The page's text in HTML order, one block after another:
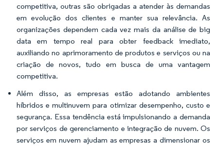
competitiva, outras são obrigadas a atender às demandas
em evolução dos clientes e manter sua relevância. As
organizações dependem cada vez mais da análise de big
data em tempo real para obter feedback imediato,
auxiliando no aprimoramento de produtos e serviços ou na
criação de novos, tudo em busca de uma vantagem
competitiva.
Além disso, as empresas estão adotando ambientes
híbridos e multinuvem para otimizar desempenho, custo e
segurança. Essa tendência está impulsionando a demanda
por serviços de gerenciamento e integração de nuvem. Os
serviços em nuvem ajudam as empresas a dimensionar os